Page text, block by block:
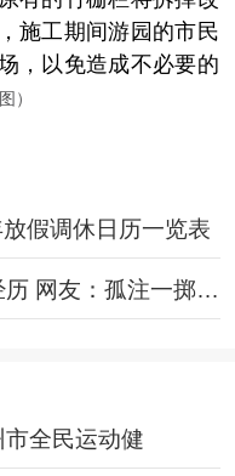
施工期间游园的市民
，以免造成不必要的
）
假调休日历一览表
网友：孤注一掷现
市全民运动健